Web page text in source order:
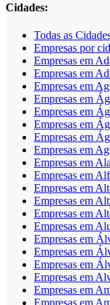
Cidades:
Todas as
Empresas por
Empresas em
Empresas em
Empresas em
Empresas em
Empresas em
Empresas em
Empresas em
Empresas em
Empresas em
Empresas em
Empresas em
Empresas em
Empresas em
Empresas em
Empresas em
Empresas em
Empresas em
Empresas em
Empresas em
Empresas em